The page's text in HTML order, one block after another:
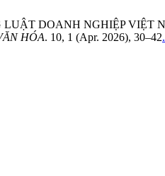
LUẬT DOANH NGHIỆP VIỆT
HÓA. 10, 1 (Apr. 2026), 30–42